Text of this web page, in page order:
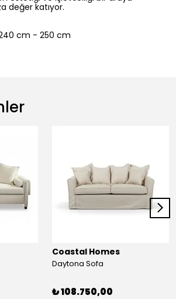
değer katıyor.
cm - 250 cm
Coastal Homes
Daytona Sofa
₺ 108.750,00